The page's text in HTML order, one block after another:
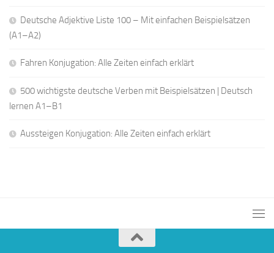
Deutsche Adjektive Liste 100 – Mit einfachen Beispielsätzen
(A1–A2)
Fahren Konjugation: Alle Zeiten einfach erklärt
500 wichtigste deutsche Verben mit Beispielsätzen | Deutsch
lernen A1–B1
Aussteigen Konjugation: Alle Zeiten einfach erklärt